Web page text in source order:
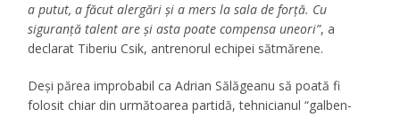
a putut, a făcut alergări și a mers la sala de forță. Cu
siguranță talent are și asta poate compensa uneori”, a
declarat Tiberiu Csik, antrenorul echipei sătmărene.
Deși părea improbabil ca Adrian Sălăgeanu să poată fi
folosit chiar din următoarea partidă, tehnicianul “galben-